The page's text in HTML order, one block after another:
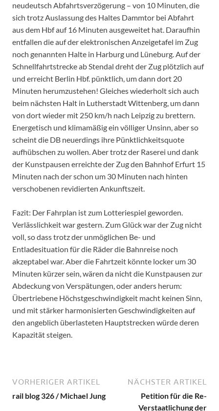
neudeutsch Abfahrtsverzögerung – von 10 Minuten, die
sich trotz Auslassung des Haltes Dammtor bei Abfahrt
aus dem Hbf auf 16 Minuten ausgeweitet hat. Daraufhin
entfallen die auf der elektronischen Anzeigetafel im Zug
noch genannten Halte in Harburg und Lüneburg. Auf der
Schnellfahrtstrecke ab Stendal dreht der Zug plötzlich auf
und erreicht Berlin Hbf. pünktlich, um dann dort 20
Minuten herumzustehen! Gleiches wiederholt sich auch
beim nächsten Halt in Lutherstadt Wittenberg, um dann
von dort wieder mit 250 km/h nach Leipzig zu brettern.
Energetisch und klimamäßig ein völliger Unsinn, aber so
scheint die DB neuerdings ihre Pünktlichkeitsquote
aufhübschen zu wollen. Aber trotz der Raserei und dank
der Kunstpausen erreichte der Zug den Bahnhof Erfurt 15
Minuten nach der schon um 30 Minuten nach hinten
verschobenen revidierten Ankunftszeit.
Fazit: Der Fahrplan ist zum Lotteriespiel geworden.
Verlässlichkeit war gestern. Zum Glück war der Zug nicht
voll, so dass trotz der unmöglichen Be- und
Entladesituation für die Räder die Bahnreise noch
akzeptabel war. Aber die Fahrtzeit könnte locker um 30
Minuten kürzer sein, wären da nicht die Kunstpausen zur
Abdeckung von Verspätungen, oder anders herum:
Übertriebene Höchstgeschwindigkeit macht keinen Sinn,
und mit stärker harmonisierten Geschwindigkeiten auf
den angeblich überlasteten Hauptstrecken würde deren
Kapazität steigen.
VORHERIGER ARTIKEL
rail blog 326 / Michael Jung
NÄCHSTER ARTIKEL
Petition für die Re-
Verstaatlichung der